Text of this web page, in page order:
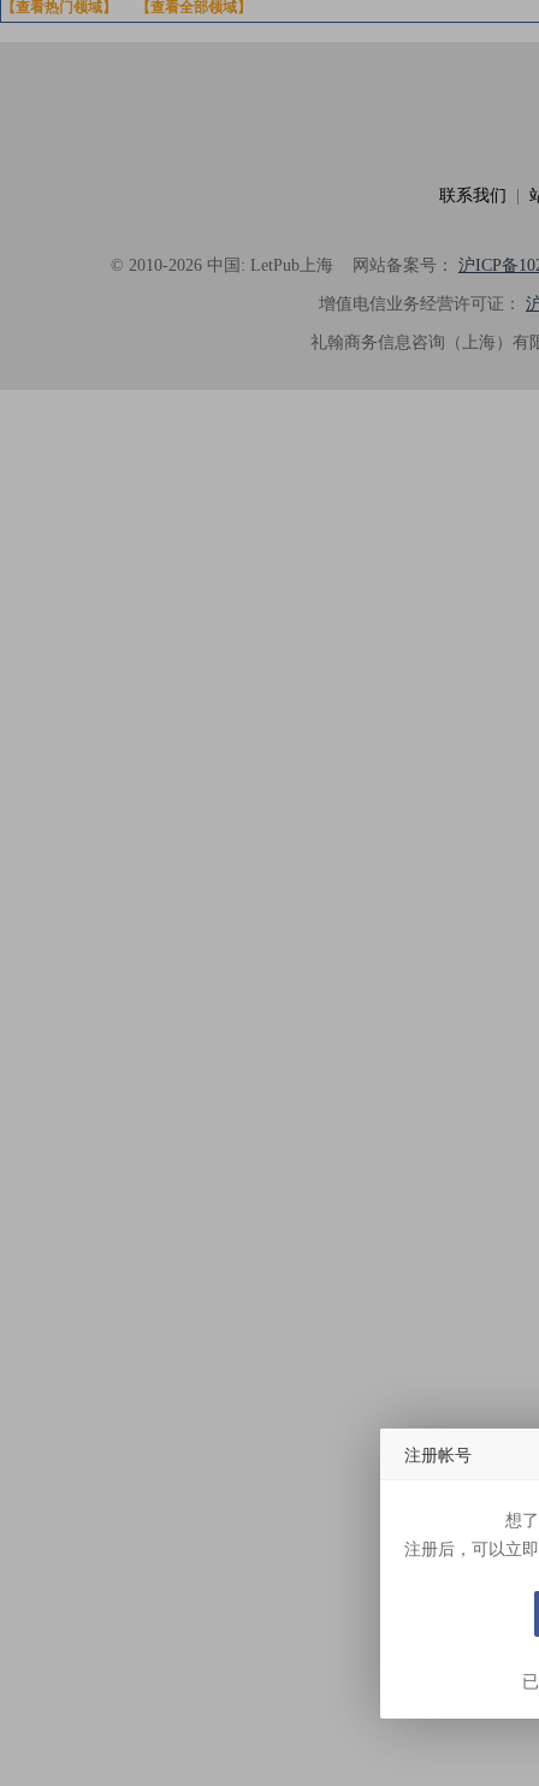
【查看热门领域】 【查看全部领域】
联系我们
© 2010-2026 中国: LetPub上海网站备案号： 沪ICP备
增值电信业务经营许可证：
礼翰商务信息咨询（上海）
注册帐号
想
注册后，可以立